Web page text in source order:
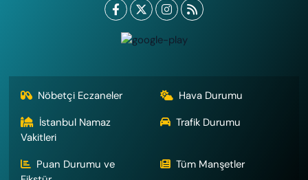
Nöbetçi Eczaneler
Hava Durumu
İstanbul Namaz
Vakitleri
Trafik Durumu
Puan Durumu ve
Tüm Manşetler